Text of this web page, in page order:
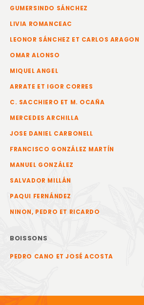
GUMERSINDO SÁNCHEZ
LIVIA ROMANCEAC
LEONOR SÁNCHEZ ET CARLOS ARAGON
OMAR ALONSO
MIQUEL ANGEL
ARRATE ET IGOR CORRES
C. SACCHIERO ET M. OCAÑA
MERCEDES ARCHILLA
JOSE DANIEL CARBONELL
FRANCISCO GONZÁLEZ MARTÍN
MANUEL GONZÁLEZ
SALVADOR MILLÁN
PAQUI FERNÁNDEZ
NINON, PEDRO ET RICARDO
BOISSONS
PEDRO CANO ET JOSÉ ACOSTA